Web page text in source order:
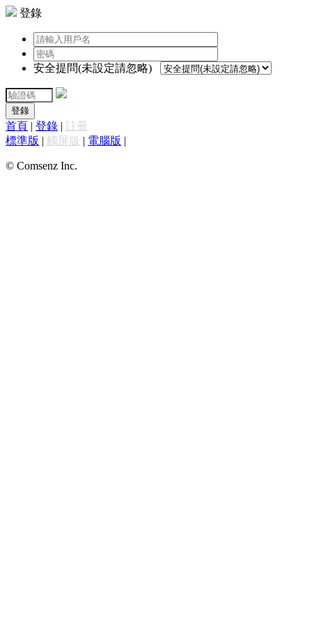
登錄
安全提問(未設定請忽略)
登錄
首頁 | 登錄 | 註冊
標準版 | 觸屏版 | 電腦版 |
© Comsenz Inc.